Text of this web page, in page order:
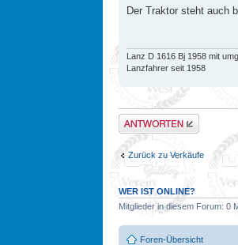
Der Traktor steht auch
Lanz D 1616 Bj 1958 mit
Lanzfahrer seit 1958
Antwort erstellen
Zurück zu Verkäufe
WER IST ONLINE?
Mitglieder in diesem Forum: 0
Foren-Übersicht